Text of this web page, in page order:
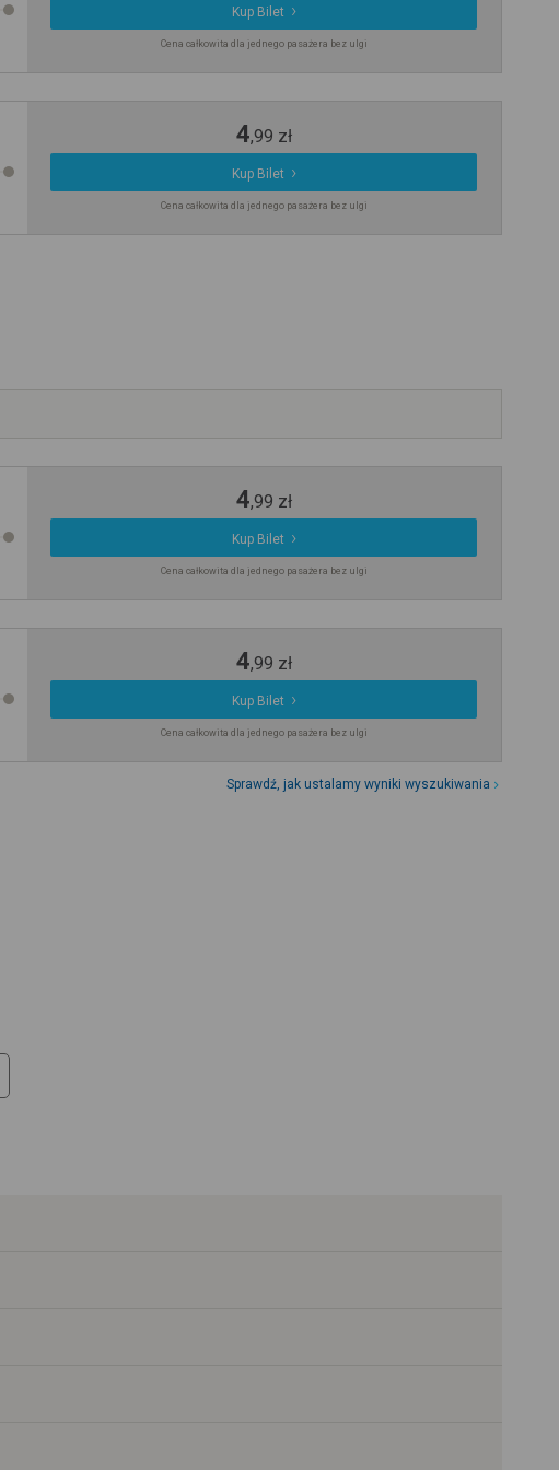
Kup Bilet
Cena całkowita dla jednego pasażera bez ulgi
4,99 zł
Kup Bilet
Cena całkowita dla jednego pasażera bez ulgi
4,99 zł
Kup Bilet
Cena całkowita dla jednego pasażera bez ulgi
4,99 zł
Kup Bilet
Cena całkowita dla jednego pasażera bez ulgi
Sprawdź, jak ustalamy wyniki wyszukiwania